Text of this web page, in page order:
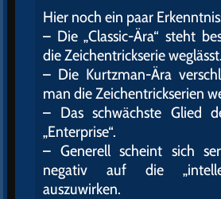
Hier noch ein paar
– Die „Classic-Ära“ steht
die Zeichentrickserie weglässt.
– Die Kurtzman-Ära
man die Zeichentrickserien
– Das schwächste Glied
„Enterprise“.
– Generell scheint sich
negativ auf die
auszuwirken.